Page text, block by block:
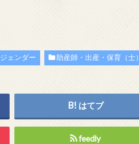
ジェンダー
助産師・出産・保育（士）
はてブ
feedly